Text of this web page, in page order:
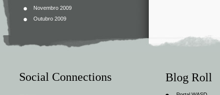
Novembro 2009
Outubro 2009
Social Connections Blog Roll